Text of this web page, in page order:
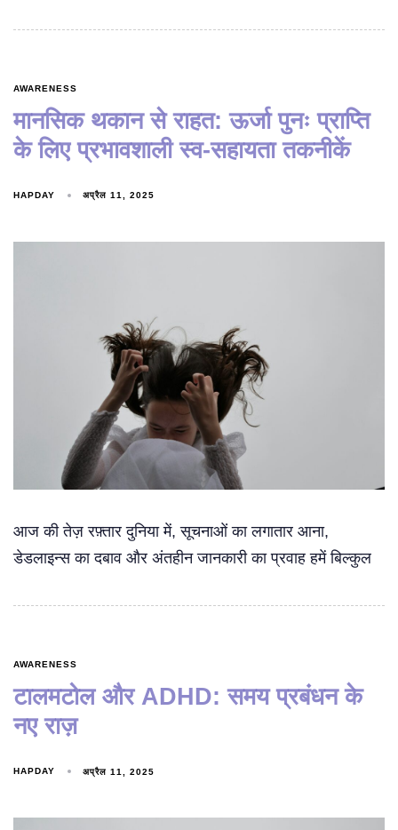
AWARENESS
मानसिक थकान से राहत: ऊर्जा पुनः प्राप्ति
के लिए प्रभावशाली स्व-सहायता तकनीकें
HAPDAY अप्रैल 11, 2025
आज की तेज़ रफ़्तार दुनिया में, सूचनाओं का लगातार आना,
डेडलाइन्स का दबाव और अंतहीन जानकारी का प्रवाह हमें बिल्कुल
AWARENESS
टालमटोल और ADHD: समय प्रबंधन के
नए राज़
HAPDAY अप्रैल 11, 2025